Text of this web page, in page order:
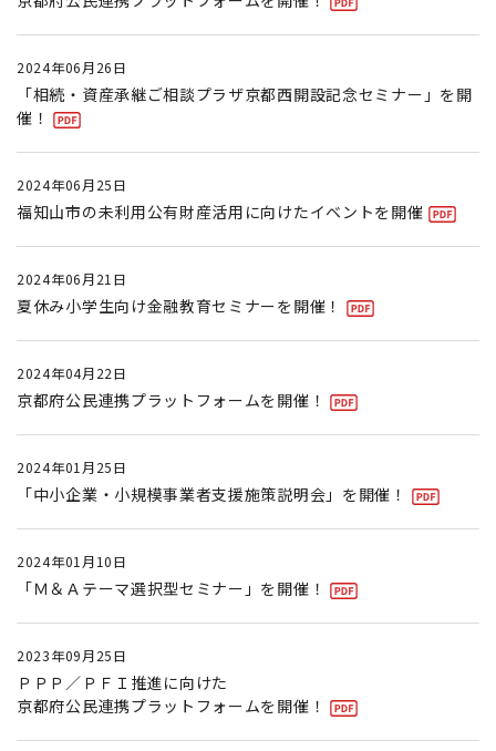
2024年06月26日
「相続・資産承継ご相談プラザ京都西開設記念セミナー」を開
催！
2024年06月25日
福知山市の未利用公有財産活用に向けたイベントを開催
2024年06月21日
夏休み小学生向け金融教育セミナーを開催！
2024年04月22日
京都府公民連携プラットフォームを開催！
2024年01月25日
「中小企業・小規模事業者支援施策説明会」を開催！
2024年01月10日
「Ｍ＆Ａテーマ選択型セミナー」を開催！
2023年09月25日
ＰＰＰ／ＰＦＩ推進に向けた
京都府公民連携プラットフォームを開催！